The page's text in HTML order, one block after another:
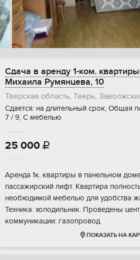
Сдача в аренду 1-ком.
Михаила Румянцева, 10
Тверская область, Тверь,
Сдается: на длительный срок, Общая
7 / 9, С мебелью
25 000 
Аренда 1к. квартиры в панельном
пассажирский лифт. Квартира
необходимой мебелью для удобства
Техника: холодильник. Проведены
коммуникации: газопровод.
ПОКАЗАТЬ НА